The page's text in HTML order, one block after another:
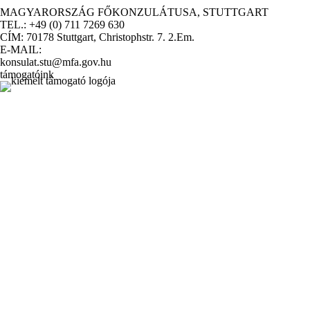
MAGYARORSZÁG FŐKONZULÁTUSA, STUTTGART
TEL.: +49 (0) 711 7269 630
CÍM: 70178 Stuttgart, Christophstr. 7. 2.Em.
E-MAIL:
konsulat.stu@mfa.gov.hu
támogatóink